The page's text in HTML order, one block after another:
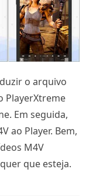
o arquivo
PlayerXtreme
Em seguida,
ao Player. Bem,
M4V
que esteja.